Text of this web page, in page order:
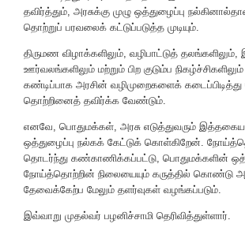
தவிர்த்தும், அரசுக்கு முழு ஒத்துழைப்பு
தொற்றுப் பரவலைக் கட்டுப்படுத்த முடியும்.
திருமண விழாக்களிலும், வழிபாட்டுத் தலங்களிலும்,
ஊர்வலங்களிலும் மற்றும் பிற குடும்ப
கண்டிப்பாக அரசின் வழிமுறைகளைக்
தொற்றினைத் தவிர்க்க வேண்டும்.
எனவே, பொதுமக்கள், அரசு எடுத்துவரும் இத்தகைய
ஒத்துழைப்பு நல்கக் கேட்டுக் கொள்கிறேன்.
தொடர்ந்து கண்காணிக்கப்பட்டு, பொதுமக்களின்
நோய்த்தொற்றின் நிலையையும் கருத்தில் கொண்டு
தேவைக்கேற்ப மேலும் தளர்வுகள் வழங்கப்படும்.
இவ்வாறு முதல்வர் பழனிச்சாமி தெரிவித்துள்ளார்.